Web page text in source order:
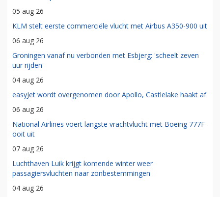
05 aug 26
KLM stelt eerste commerciële vlucht met Airbus A350-900 uit
06 aug 26
Groningen vanaf nu verbonden met Esbjerg: 'scheelt zeven
uur rijden'
04 aug 26
easyJet wordt overgenomen door Apollo, Castlelake haakt af
06 aug 26
National Airlines voert langste vrachtvlucht met Boeing 777F
ooit uit
07 aug 26
Luchthaven Luik krijgt komende winter weer
passagiersvluchten naar zonbestemmingen
04 aug 26